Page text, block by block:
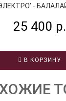
-
25 400 р.
В КОРЗИНУ